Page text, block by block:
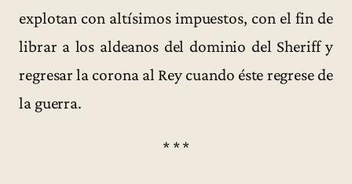
explotan con altísimos impuestos, con el fin de
librar a los aldeanos del dominio del Sheriff y
regresar la corona al Rey cuando éste regrese de
la guerra.
* * *